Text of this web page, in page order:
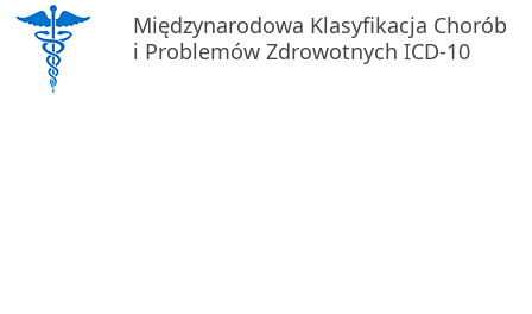
Międzynarodowa Klasyfikacja Chorób
i Problemów Zdrowotnych ICD-10